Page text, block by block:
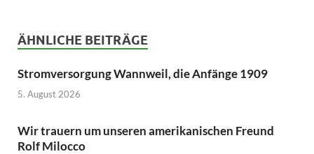
ÄHNLICHE BEITRÄGE
Stromversorgung Wannweil, die Anfänge 1909
5. August 2026
Wir trauern um unseren amerikanischen Freund
Rolf Milocco